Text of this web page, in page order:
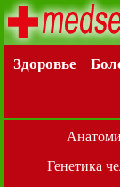
Здоровье
Генетика